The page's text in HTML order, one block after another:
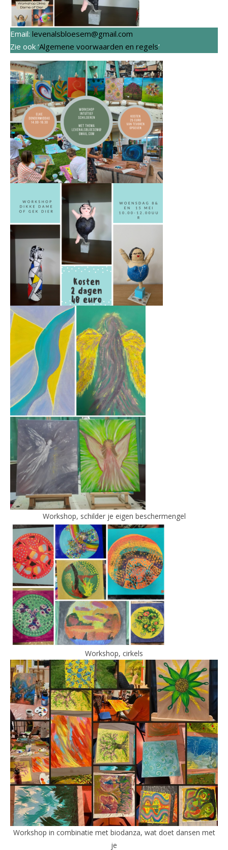
Email: levenalsbloesem@gmail.com
Zie ook ‘Algemene voorwaarden en regels‘
Workshop, schilder je eigen beschermengel
Workshop, cirkels
Workshop in combinatie met biodanza, wat doet dansen met
je